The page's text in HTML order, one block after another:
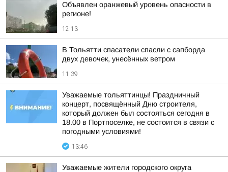
Объявлен оранжевый уровень опасности в
регионе!
12:13
В Тольятти спасатели спасли с сапборда
двух девочек, унесённых ветром
11:39
Уважаемые тольяттинцы! Праздничный
концерт, посвящённый Дню строителя,
который должен был состояться сегодня в
18.00 в Портпоселке, не состоится в связи с
погодными условиями!
13:46
Уважаемые жители городского округа